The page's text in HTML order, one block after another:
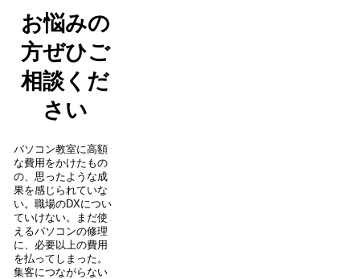
お悩みの
方ぜひご
相談くだ
さい
パソコン教室に高額
な費用をかけたもの
の、思ったような成
果を感じられていな
い。職場のDXについ
ていけない。まだ使
えるパソコンの修理
に、必要以上の費用
を払ってしまった。
集客につながらない